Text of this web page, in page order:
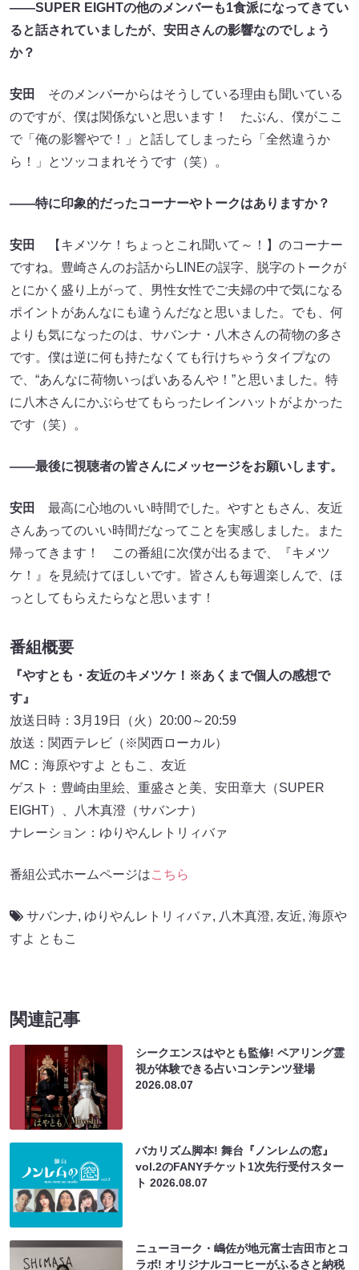
――SUPER EIGHTの他のメンバーも1食派になってきてい
ると話されていましたが、安田さんの影響なのでしょう
か？
安田
そのメンバーからはそうしている理由も聞いている
のですが、僕は関係ないと思います！ たぶん、僕がここ
で「俺の影響やで！」と話してしまったら「全然違うか
ら！」とツッコまれそうです（笑）。
――特に印象的だったコーナーやトークはありますか？
安田
【キメツケ！ちょっとこれ聞いて～！】のコーナー
ですね。豊崎さんのお話からLINEの誤字、脱字のトークが
とにかく盛り上がって、男性女性でご夫婦の中で気になる
ポイントがあんなにも違うんだなと思いました。でも、何
よりも気になったのは、サバンナ・八木さんの荷物の多さ
です。僕は逆に何も持たなくても行けちゃうタイプなの
で、“あんなに荷物いっぱいあるんや！”と思いました。特
に八木さんにかぶらせてもらったレインハットがよかった
です（笑）。
――最後に視聴者の皆さんにメッセージをお願いします。
安田
最高に心地のいい時間でした。やすともさん、友近
さんあってのいい時間だなってことを実感しました。また
帰ってきます！ この番組に次僕が出るまで、『キメツ
ケ！』を見続けてほしいです。皆さんも毎週楽しんで、ほ
っとしてもらえたらなと思います！
番組概要
『やすとも・友近のキメツケ！※あくまで個人の感想で
す』
放送日時：3月19日（火）20:00～20:59
放送：関西テレビ（※関西ローカル）
MC：海原やすよ ともこ、友近
ゲスト：豊崎由里絵、重盛さと美、安田章大（SUPER
EIGHT）、八木真澄（サバンナ）
ナレーション：ゆりやんレトリィバァ
番組公式ホームページはこちら
サバンナ, ゆりやんレトリィバァ, 八木真澄, 友近, 海原や
すよ ともこ
関連記事
シークエンスはやとも監修! ペアリング霊
視が体験できる占いコンテンツ登場
2026.08.07
バカリズム脚本! 舞台『ノンレムの窓』
vol.2のFANYチケット1次先行受付スター
ト2026.08.07
ニューヨーク・嶋佐が地元富士吉田市とコ
ラボ! オリジナルコーヒーがふるさと納税